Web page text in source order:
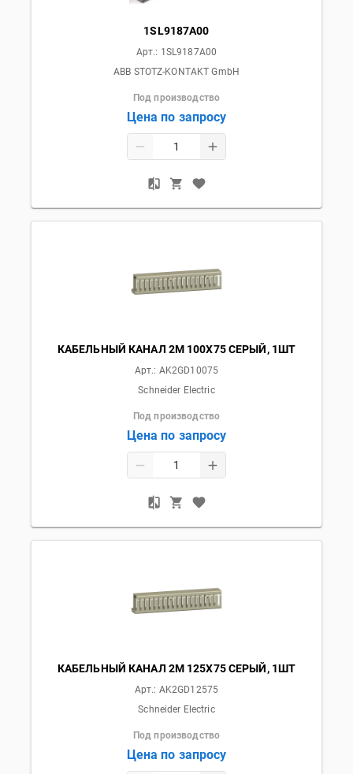
1SL9187A00
Арт.: 1SL9187A00
ABB STOTZ-KONTAKT GmbH
Под производство
Цена по запросу
КАБЕЛЬНЫЙ КАНАЛ 2М 100Х75 СЕРЫЙ, 1ШТ
Арт.: AK2GD10075
Schneider Electric
Под производство
Цена по запросу
КАБЕЛЬНЫЙ КАНАЛ 2М 125Х75 СЕРЫЙ, 1ШТ
Арт.: AK2GD12575
Schneider Electric
Под производство
Цена по запросу